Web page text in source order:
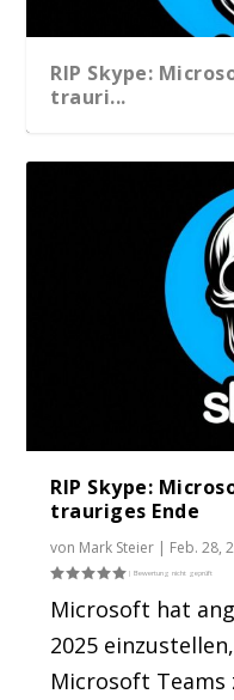
RIP Skype:
trauri...
Kundenservice
im Umgang ...
RIP Skype:
trauriges Ende
von Mark Steier | Feb. 28,
Microsoft hat
2025
Microsoft Teams